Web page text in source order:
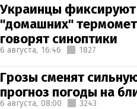
Украинцы фиксируют
"домашних"
говорят синоптики
6 августа, 16:46 1827
Грозы сменят
прогноз погоды на
6 августа, 08:00 3243